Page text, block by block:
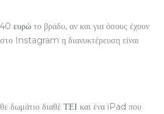
ευρώ το βράδυ, αν και για όσους έχουν
Instagram η διανυκτέρευση είναι
δωμάτιο διαθέ ΤΕΙ και ένα iPad που